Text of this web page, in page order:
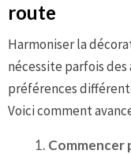
route
Harmoniser la
nécessite parfois des
préférences
Voici comment
Commencer